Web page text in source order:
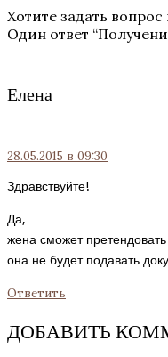
Хотите задать
Один ответ “
Елена
28.05.2015 в 09:30
Здравствуйте!
Да,
жена сможет
она не будет подавать
Ответить
ДОБАВИТЬ